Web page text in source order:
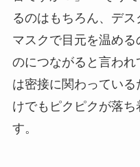
るのはもちろん、デ
マスクで目元を温め
のにつながると言わ
は密接に関わってい
けでもピクピクが落
す。